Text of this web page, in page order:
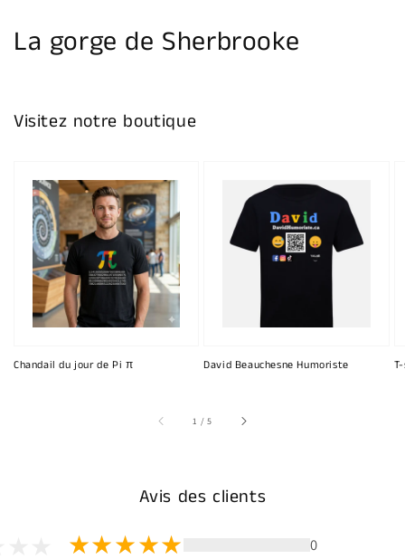
La gorge de Sherbrooke
Visitez notre boutique
Chandail du jour de Pi π David Beauchesne Humoriste
1 /sur
5
Avis des clients
0